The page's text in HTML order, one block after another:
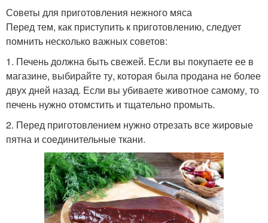
Советы для приготовления нежного мяса
Перед тем, как приступить к приготовлению, следует
помнить несколько важных советов:
1. Печень должна быть свежей. Если вы покупаете ее в
магазине, выбирайте ту, которая была продана не более
двух дней назад. Если вы убиваете животное самому, то
печень нужно отомстить и тщательно промыть.
2. Перед приготовлением нужно отрезать все жировые
пятна и соединительные ткани.